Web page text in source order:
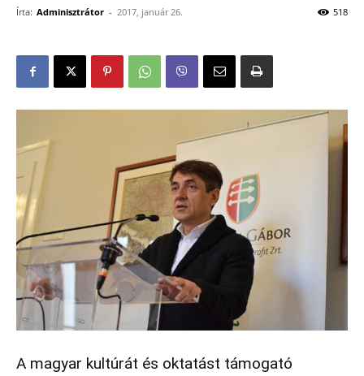
Írta: Adminisztrátor - 2017, január 26. 518
A magyar kultúrát és oktatást támogató